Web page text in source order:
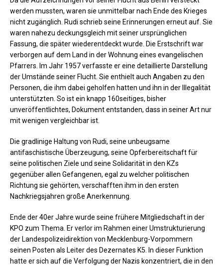
werden mussten, waren sie unmittelbar nach Ende des Krieges
nicht zugänglich. Rudi schrieb seine Erinnerungen erneut auf. Sie
waren nahezu deckungsgleich mit seiner ursprünglichen
Fassung, die später wiederentdeckt wurde. Die Erstschrift war
verborgen auf dem Land in der Wohnung eines evangelischen
Pfarrers. Im Jahr 1957 verfasste er eine detaillierte Darstellung
der Umstände seiner Flucht. Sie enthielt auch Angaben zu den
Personen, die ihm dabei geholfen hatten und ihn in der Illegalität
unterstützten. So ist ein knapp 160seitiges, bisher
unveröffentlichtes, Dokument entstanden, dass in seiner Art nur
mit wenigen vergleichbar ist.
Die gradlinige Haltung von Rudi, seine unbeugsame
antifaschistische Überzeugung, seine Opferbereitschaft für
seine politischen Ziele und seine Solidarität in den KZs
gegenüber allen Gefangenen, egal zu welcher politischen
Richtung sie gehörten, verschafften ihm in den ersten
Nachkriegsjahren große Anerkennung.
Ende der 40er Jahre wurde seine frühere Mitgliedschaft in der
KPO zum Thema. Er verlor im Rahmen einer Umstrukturierung
der Landespolizeidirektion von Mecklenburg-Vorpommern
seinen Posten als Leiter des Dezernates K5. In dieser Funktion
hatte er sich auf die Verfolgung der Nazis konzentriert, die in den